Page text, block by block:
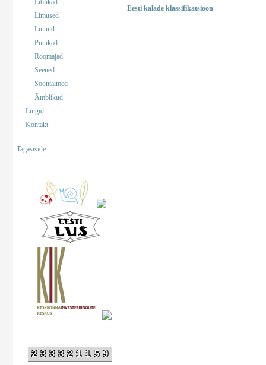
Liblikad
Limused
Linnud
Putukad
Roomajad
Seened
Soontaimed
Ämblikud
Lingid
Kontakt
Tagasiside
233321159
Eesti kalade klassifikatsioon